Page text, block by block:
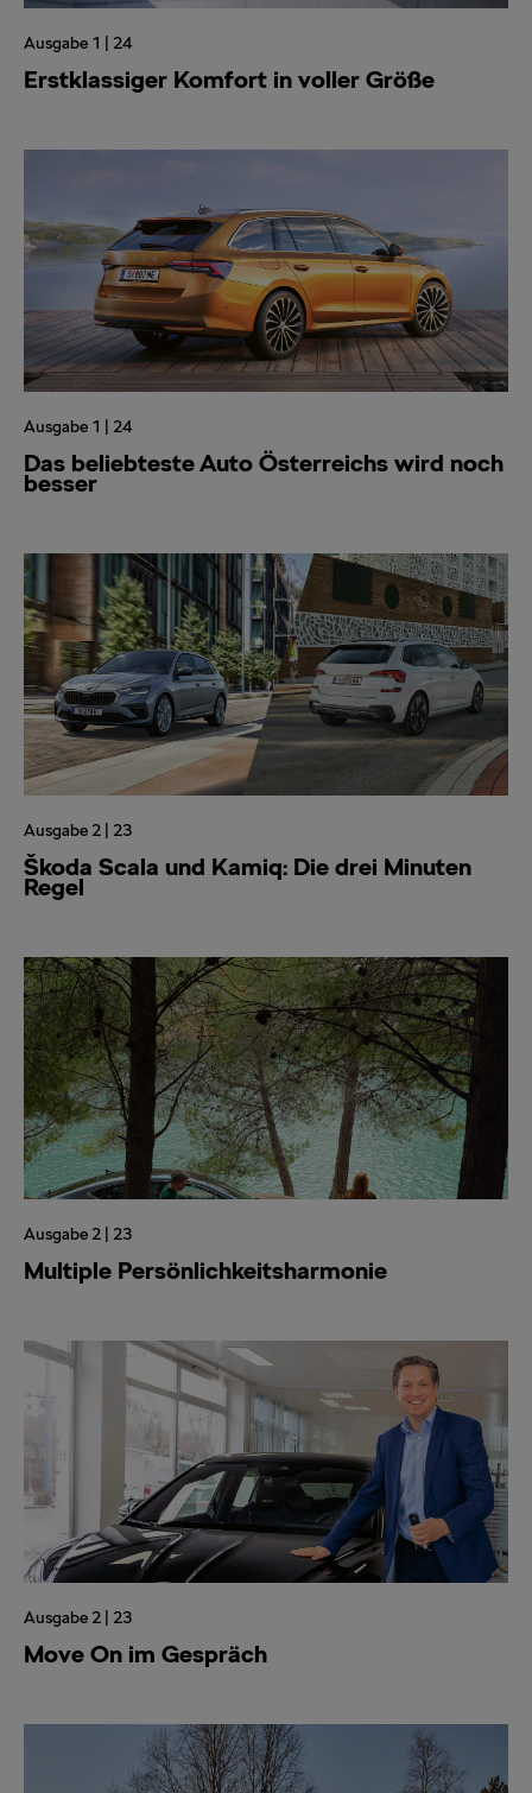
Ausgabe 1 | 24
Erstklassiger Komfort in voller Größe
Ausgabe 1 | 24
Das beliebteste Auto Österreichs wird noch
besser
Ausgabe 2 | 23
Škoda Scala und Kamiq: Die drei Minuten
Regel
Ausgabe 2 | 23
Multiple Persönlichkeitsharmonie
Ausgabe 2 | 23
Move On im Gespräch